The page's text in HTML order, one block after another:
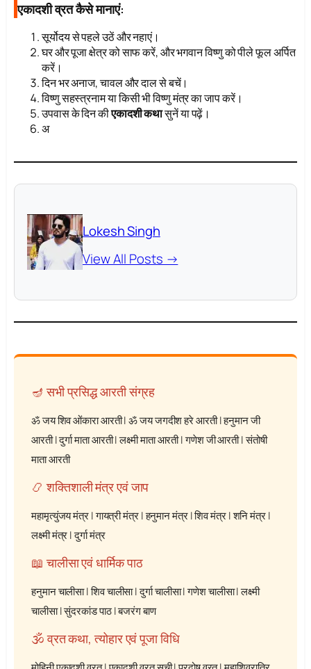
एकादशी व्रत कैसे मानाएं:
सूर्योदय से पहले उठें और नहाएं।
घर और पूजा क्षेत्र को साफ करें, और भगवान विष्णु को पीले फूल अर्पित
करें।
दिन भर अनाज, चावल और दाल से बचें।
विष्णु सहस्त्रनाम या किसी भी विष्णु मंत्र का जाप करें।
उपवास के दिन कीएकादशी कथासुनें या पढ़ें।
अ
Lokesh Singh
View All Posts →
🪔 सभी प्रसिद्ध आरती संग्रह
ॐ जय शिव ओंकारा आरती|ॐ जय जगदीश हरे आरती|हनुमान जी
आरती|दुर्गा माता आरती|लक्ष्मी माता आरती|गणेश जी आरती|संतोषी
माता आरती
📿 शक्तिशाली मंत्र एवं जाप
महामृत्युंजय मंत्र|गायत्री मंत्र|हनुमान मंत्र|शिव मंत्र|शनि मंत्र|
लक्ष्मी मंत्र|दुर्गा मंत्र
📖 चालीसा एवं धार्मिक पाठ
हनुमान चालीसा|शिव चालीसा|दुर्गा चालीसा|गणेश चालीसा|लक्ष्मी
चालीसा|सुंदरकांड पाठ|बजरंग बाण
🕉️ व्रत कथा, त्योहार एवं पूजा विधि